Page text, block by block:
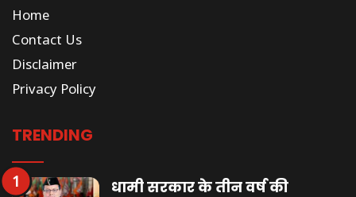
Home
Contact Us
Disclaimer
Privacy Policy
TRENDING
धामी सरकार के तीन वर्ष की